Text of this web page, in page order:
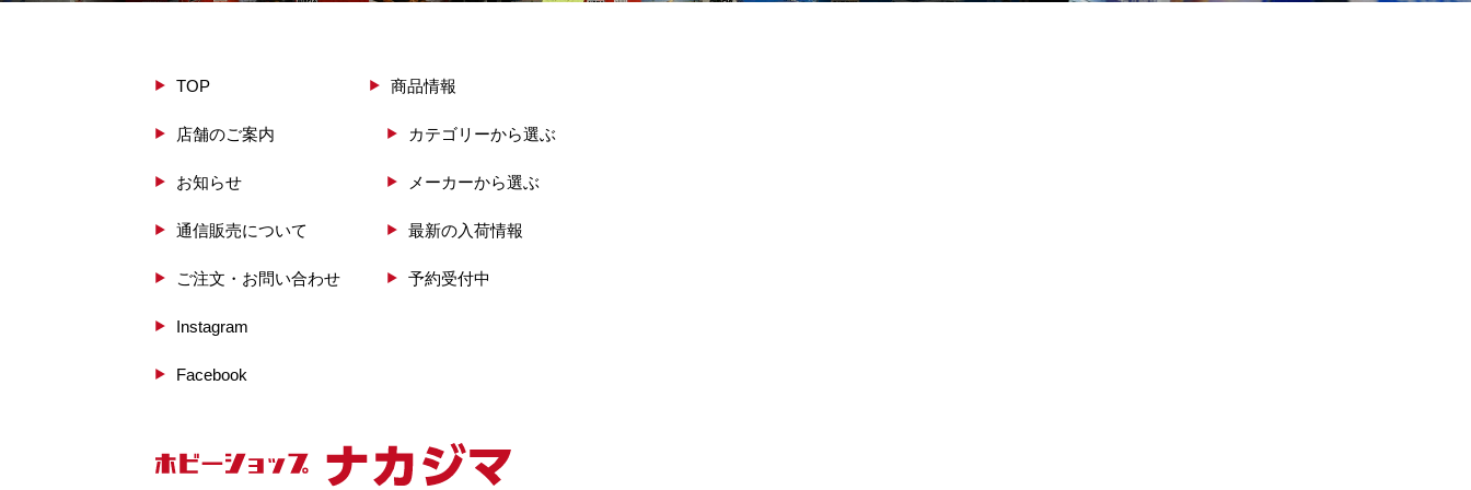
TOP
店舗のご案内
お知らせ
通信販売について
ご注文・お問い合わせ
Instagram
Facebook
商品情報
カテゴリーから選ぶ
メーカーから選ぶ
最新の入荷情報
予約受付中